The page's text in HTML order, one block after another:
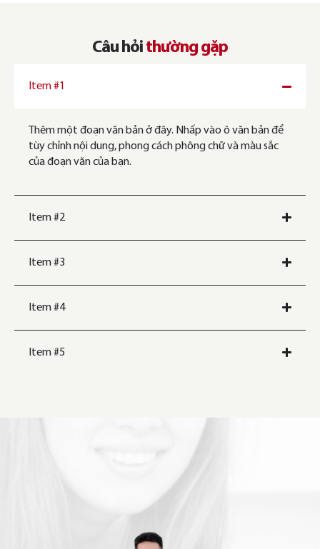
Câu hỏi thường gặp
Item #1
Thêm một đoạn văn bản ở đây. Nhấp vào ô văn bản để
tùy chỉnh nội dung, phong cách phông chữ và màu sắc
của đoạn văn của bạn.
Item #2
Item #3
Item #4
Item #5